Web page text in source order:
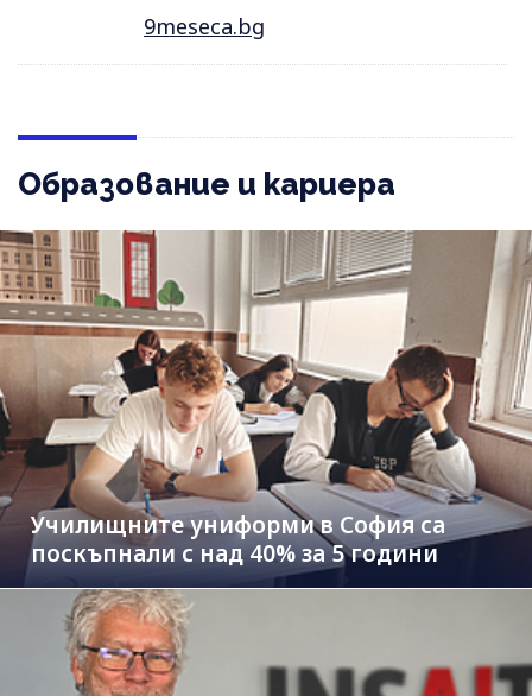
9meseca.bg
Образование и кариера
Училищните униформи в София са
поскъпнали с над 40% за 5 години